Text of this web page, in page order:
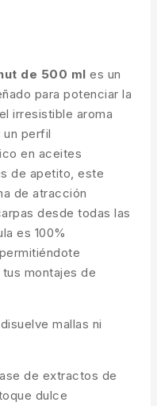
de 500 ml es un
para potenciar la
irresistible aroma
perfil
en aceites
de apetito, este
de atracción
desde todas las
es 100%
montajes de
mallas ni
de extractos de
dulce